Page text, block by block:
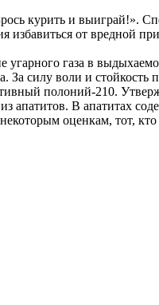
курить и выиграй!».
от вредной
газа в
За силу воли и стойкость
полоний-210.
В апатитах
оценкам, тот, кто